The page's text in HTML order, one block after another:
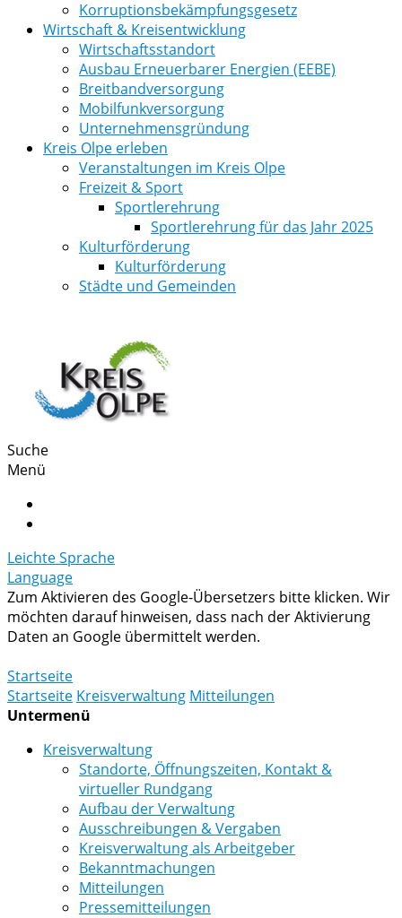
Korruptionsbekämpfungsgesetz
Wirtschaft & Kreisentwicklung
Wirtschaftsstandort
Ausbau Erneuerbarer Energien (EEBE)
Breitbandversorgung
Mobilfunkversorgung
Unternehmensgründung
Kreis Olpe erleben
Veranstaltungen im Kreis Olpe
Freizeit & Sport
Sportlerehrung
Sportlerehrung für das Jahr 2025
Kulturförderung
Kulturförderung
Städte und Gemeinden
Suche
Menü
Leichte Sprache
Language
Zum Aktivieren des Google-Übersetzers bitte klicken. Wir
möchten darauf hinweisen, dass nach der Aktivierung
Daten an Google übermittelt werden.
Startseite
Startseite Kreisverwaltung Mitteilungen
Untermenü
Kreisverwaltung
Standorte, Öffnungszeiten, Kontakt &
virtueller Rundgang
Aufbau der Verwaltung
Ausschreibungen & Vergaben
Kreisverwaltung als Arbeitgeber
Bekanntmachungen
Mitteilungen
Pressemitteilungen